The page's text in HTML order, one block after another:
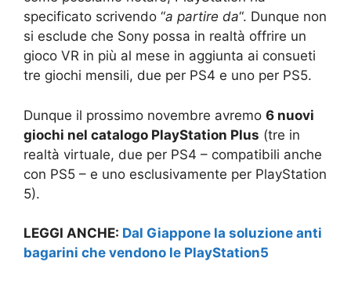
specificato scrivendo “a partire da“. Dunque non
si esclude che Sony possa in realtà offrire un
gioco VR in più al mese in aggiunta ai consueti
tre giochi mensili, due per PS4 e uno per PS5.
Dunque il prossimo novembre avremo 6 nuovi
giochi nel catalogo PlayStation Plus (tre in
realtà virtuale, due per PS4 – compatibili anche
con PS5 – e uno esclusivamente per PlayStation
5).
LEGGI ANCHE: Dal Giappone la soluzione anti
bagarini che vendono le PlayStation5